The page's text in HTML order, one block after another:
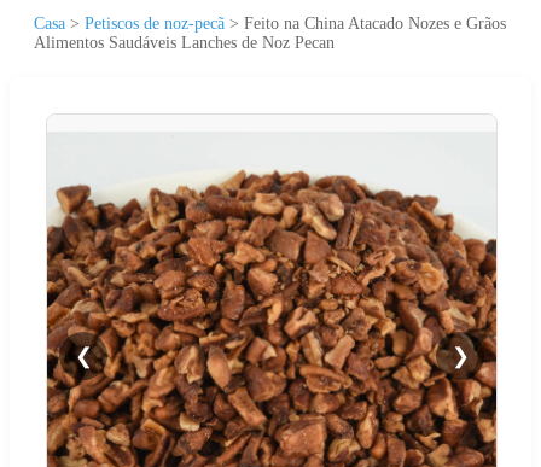
Casa > Petiscos de noz-pecã > Feito na China Atacado Nozes e Grãos
Alimentos Saudáveis Lanches de Noz Pecan
❮ ❯